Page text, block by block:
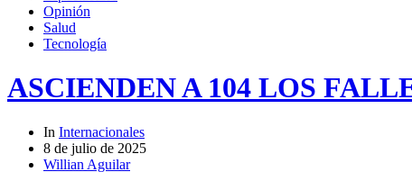
Opinión
Salud
Tecnología
ASCIENDEN A 104 LOS
In Internacionales
8 de julio de 2025
Willian Aguilar